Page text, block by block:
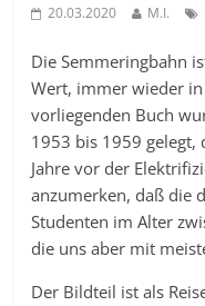
20.03.2020 M.I.
Die Semmeringbahn
Wert, immer wieder
vorliegenden Buch
1953 bis 1959 gelegt,
Jahre vor der
anzumerken, daß die
Studenten im Alter
die uns aber mit
Der Bildteil ist als